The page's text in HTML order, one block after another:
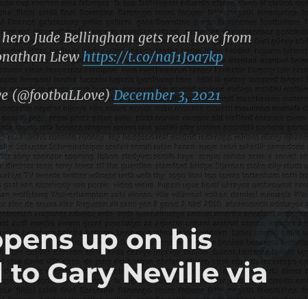
Jude Bellingham gets real love from
Liew https://t.co/naJ1Joa7kp
(@footbaLLove) December 3, 2021
up on his
Gary Neville via